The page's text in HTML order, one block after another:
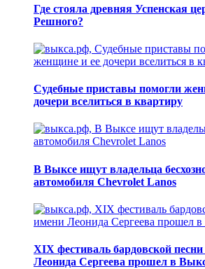
Где стояла древняя Успенская
Решного?
Судебные приставы помогли
дочери вселиться в квартиру
В Выксе ищут владельца
автомобиля Chevrolet Lanos
XIX фестиваль бардовской
Леонида Сергеева прошел в